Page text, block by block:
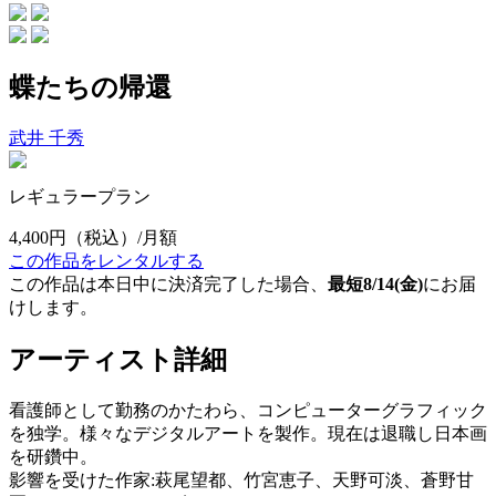
蝶たちの帰還
武井 千秀
レギュラープラン
4,400円
（税込）/月額
この作品をレンタルする
この作品は本日中に決済完了した場合、 最短8/14(金)にお届
けします。
アーティスト詳細
看護師として勤務のかたわら、コンピューターグラフィック
を独学。様々なデジタルアートを製作。現在は退職し日本画
を研鑽中。
影響を受けた作家:萩尾望都、竹宮恵子、天野可淡、蒼野甘